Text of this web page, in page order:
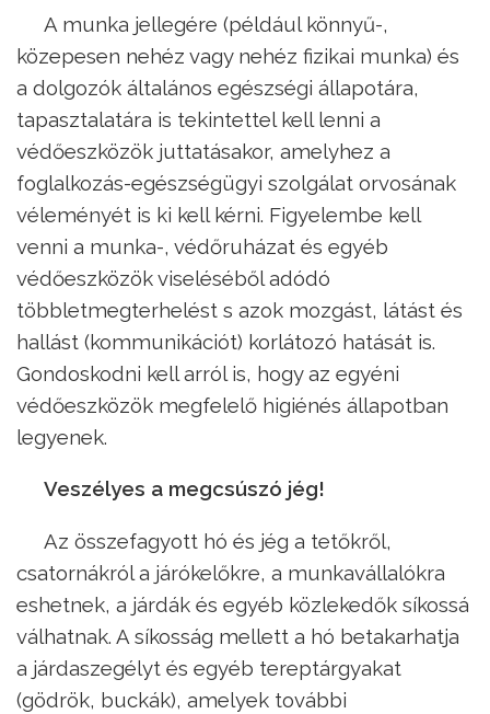
A munka jellegére (például könnyű-,
közepesen nehéz vagy nehéz fizikai munka) és
a dolgozók általános egészségi állapotára,
tapasztalatára is tekintettel kell lenni a
védőeszközök juttatásakor, amelyhez a
foglalkozás-egészségügyi szolgálat orvosának
véleményét is ki kell kérni. Figyelembe kell
venni a munka-, védőruházat és egyéb
védőeszközök viseléséből adódó
többletmegterhelést s azok mozgást, látást és
hallást (kommunikációt) korlátozó hatását is.
Gondoskodni kell arról is, hogy az egyéni
védőeszközök megfelelő higiénés állapotban
legyenek.
Veszélyes a megcsúszó jég!
Az összefagyott hó és jég a tetőkről,
csatornákról a járókelőkre, a munkavállalókra
eshetnek, a járdák és egyéb közlekedők síkossá
válhatnak. A síkosság mellett a hó betakarhatja
a járdaszegélyt és egyéb tereptárgyakat
(gödrök, buckák), amelyek további